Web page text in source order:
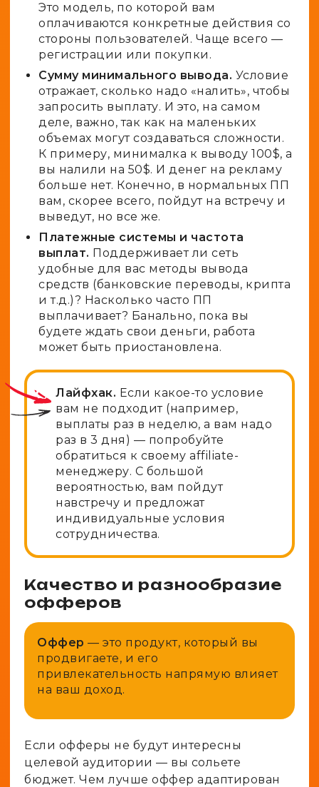
Это модель, по которой вам
оплачиваются конкретные действия со
стороны пользователей. Чаще всего —
регистрации или покупки.
Сумму минимального вывода. Условие
отражает, сколько надо «налить», чтобы
запросить выплату. И это, на самом
деле, важно, так как на маленьких
объемах могут создаваться сложности.
К примеру, минималка к выводу 100$, а
вы налили на 50$. И денег на рекламу
больше нет. Конечно, в нормальных ПП
вам, скорее всего, пойдут на встречу и
выведут, но все же.
Платежные системы и частота
выплат. Поддерживает ли сеть
удобные для вас методы вывода
средств (банковские переводы, крипта
и т.д.)? Насколько часто ПП
выплачивает? Банально, пока вы
будете ждать свои деньги, работа
может быть приостановлена.
Лайфхак. Если какое-то условие
вам не подходит (например,
выплаты раз в неделю, а вам надо
раз в 3 дня) — попробуйте
обратиться к своему affiliate-
менеджеру. С большой
вероятностью, вам пойдут
навстречу и предложат
индивидуальные условия
сотрудничества.
Качество и разнообразие
офферов
Оффер — это продукт, который вы
продвигаете, и его
привлекательность напрямую влияет
на ваш доход.
Если офферы не будут интересны
целевой аудитории — вы сольете
бюджет. Чем лучше оффер адаптирован